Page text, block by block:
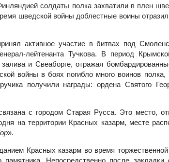
солдаты полка захватили в плен
шведской войны доблестные воины
активное участие в битвах под
лейтенанта Тучкова. В период
и Свеаборге, отражая
войны в боях погибло много воинов
получили награды: ордена Святого
с городом Старая Русса. Это место,
на территории Красных казарм, месте
».
Красных казарм во время
Непосредственно после закладки